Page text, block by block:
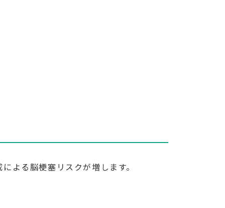
よる脳梗塞リスクが増します。